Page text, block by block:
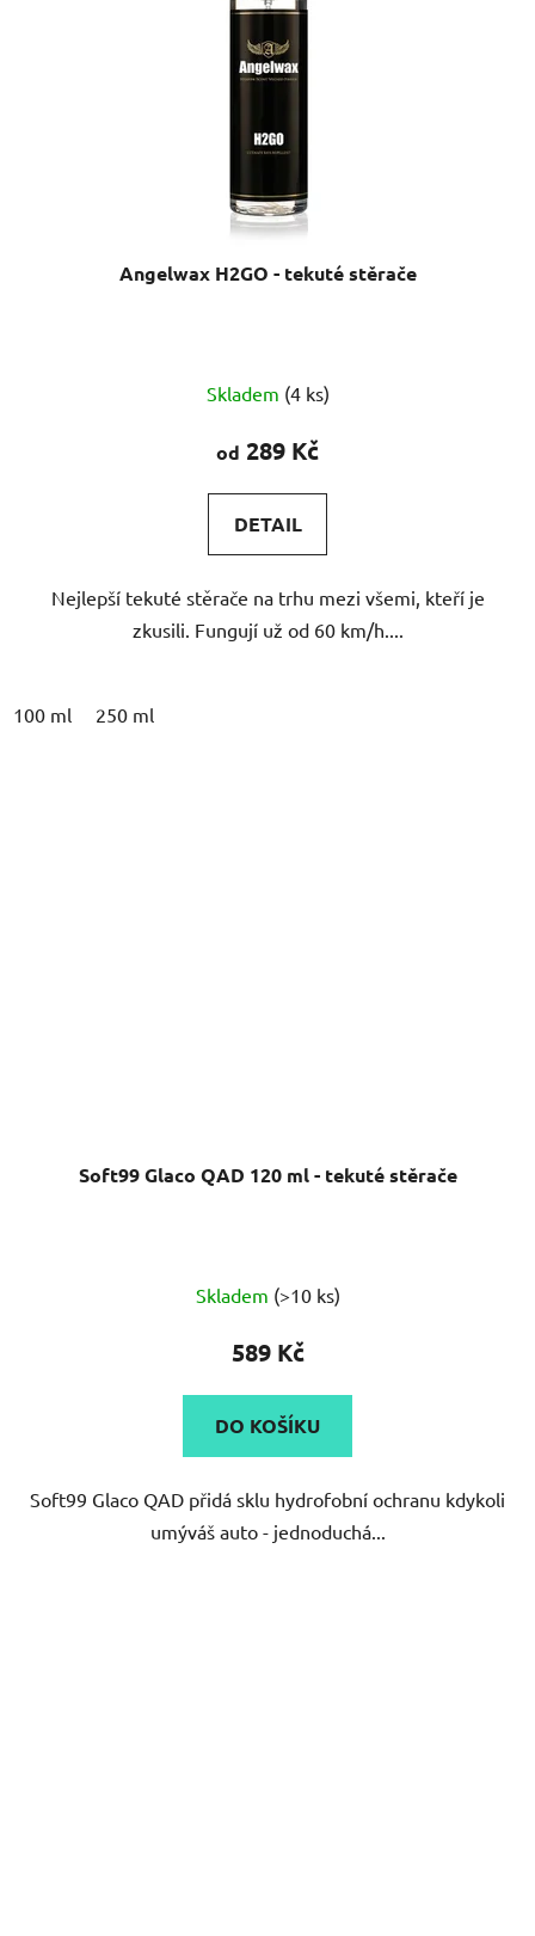
Angelwax H2GO - tekuté stěrače
hodnocení
produktu
5,0
z
hvězdiček.
Skladem (4 ks)
od 289 Kč
DETAIL
Nejlepší tekuté stěrače na trhu mezi všemi, kteří je
zkusili. Fungují už od 60 km/h....
100 ml 250 ml
Soft99 Glaco QAD 120 ml - tekuté stěrače
Skladem (>10 ks)
589 Kč
DO KOŠÍKU
Soft99 Glaco QAD přidá sklu hydrofobní ochranu kdykoli
umýváš auto - jednoduchá...